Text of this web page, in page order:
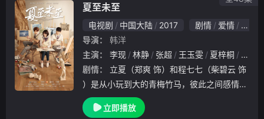
夏至未至
电视剧 中国大陆 2017 剧情 爱情
国产
导演：
韩洋
主演：
李现 林静 张超 王玉雯 夏梓桐
王鑫
剧情：
）是从小玩到大的青梅竹马，彼此之间感情十
分要好。两人双双考入了大名鼎鼎的浅川一中
，在那里，两个女孩邂逅了傅小司（陈学冬
立即播放